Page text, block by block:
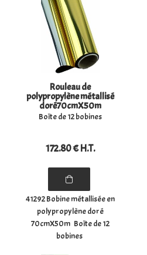
Rouleau de
polypropylène métallisé
doré70cmX50m
Boîte de 12 bobines
172.80€ H.T.
41292 Bobine métallisée en
polypropylène doré
70cmX50m Boîte de 12
bobines